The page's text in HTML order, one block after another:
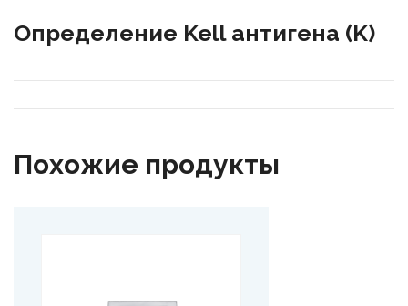
Определение Kell антигена (K)
Похожие продукты